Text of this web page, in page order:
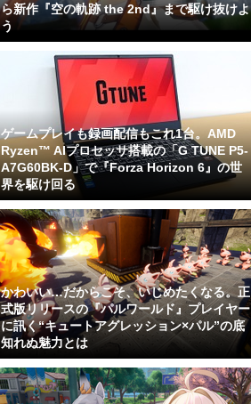
ら新作『空の軌跡 the 2nd』まで駆け抜けよ
う
ゲームプレイも録画配信もこれ1台。AMD
Ryzen™ AIプロセッサ搭載の「G TUNE P5-
A7G60BK-D」で『Forza Horizon 6』の世
界を駆け回る
かわいい…だからこそ、いじめたくなる。正
式版リリースの『パルワールド』プレイヤー
に訊く“キュートアグレッション×パル”の底
知れぬ魅力とは